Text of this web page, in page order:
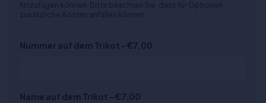
hinzufügen können. Bitte beachten Sie, dass für Optionen
zusätzliche Kosten anfallen können
Nummer auf dem Trikot - €7,00
Name auf dem Trikot - €7,00